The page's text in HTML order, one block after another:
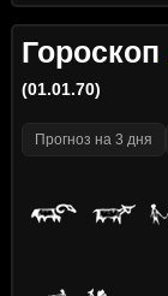
Гороскоп
(01.01.70)
Прогноз на 3 дня